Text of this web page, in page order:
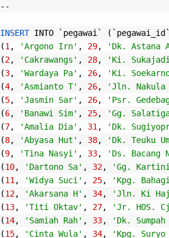
--
INSERT INTO ` pegawai ` (` pegawai_id
(1 , 'Argono Irn' , 29, 'Dk. Astana
(2, 'Cakrawangs' , 28, 'Ki.
(3, 'Wardaya Pa' , 26, 'Ki.
(4, 'Asmianto T' , 26, 'Jln. Nakula
(5, 'Jasmin Sar' , 26, 'Psr.
(6, 'Banawi Sim' , 25, 'Gg.
(7, 'Amalia Dia' , 31 , 'Dk.
(8, 'Abyasa Hut' , 38, 'Dk. Teuku
(9, 'Tina Nasyi' , 33, 'Ds. Bacang
(10, 'Dartono Sa' , 32, 'Gg. Kartini
(11 , 'Widya Suci' , 25, 'Kpg.
(12, 'Akarsana H' , 34, 'Jln. Ki
(13, 'Titi Oktav' , 27, 'Jr. HOS.
(14, 'Samiah Rah' , 33, 'Dk.
(15, 'Cinta Wula' , 34, 'Kpg.